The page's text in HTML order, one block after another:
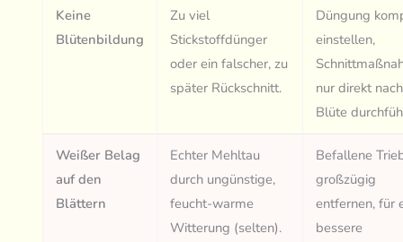
Keine
Blütenbildung
Zu viel
Stickstoffdünger
oder ein falscher, zu
später Rückschnitt.
Düngung
einstellen,
nur direkt
Blüte
Weißer Belag
auf den
Blättern
Echter Mehltau
durch ungünstige,
feucht-warme
Witterung (selten).
Befallene
großzügig
entfernen, für
bessere